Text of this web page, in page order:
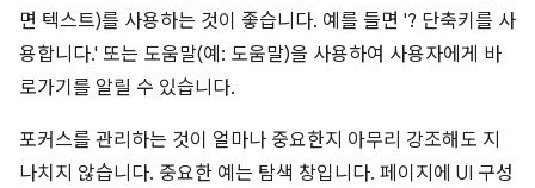
면 텍스트)를 사용하는 것이 좋습니다. 예를 들면 '? 단축키를 사
용합니다.' 또는 도움말(예: 도움말)을 사용하여 사용자에게 바
로가기를 알릴 수 있습니다.
포커스를 관리하는 것이 얼마나 중요한지 아무리 강조해도 지
나치지 않습니다. 중요한 예는 탐색 창입니다. 페이지에 UI 구성